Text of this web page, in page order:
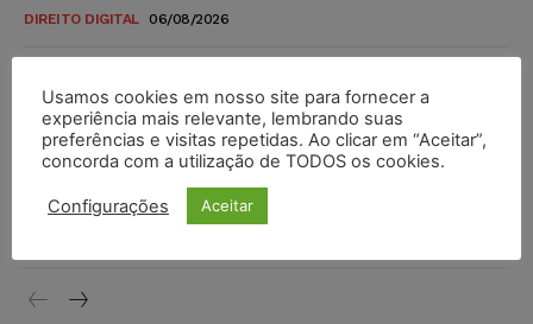
DIREITO DIGITAL 06/08/2026
invioláveis após assinatura digital e lacração
NOTÍCIAS 06/08/2026
STF inicia julgamento sobre constitucionalidade da
proibição dos jogos de azar no Brasil
Usamos cookies em nosso site para fornecer a
experiência mais relevante, lembrando suas
preferências e visitas repetidas. Ao clicar em “Aceitar”,
concorda com a utilização de TODOS os cookies.
Configurações Aceitar